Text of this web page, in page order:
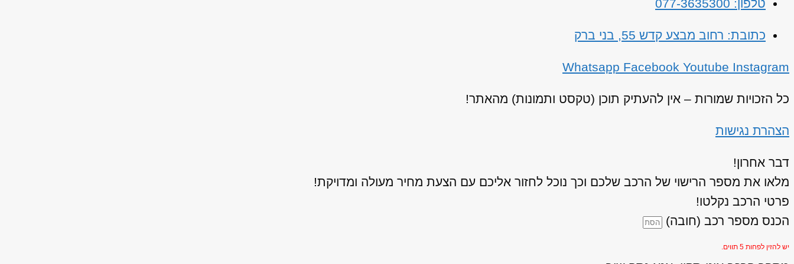
טלפון: 077-3635300
כתובת: רחוב מבצע קדש 55, בני ברק
Whatsapp Facebook Youtube Instagram
כל הזכויות שמורות – אין להעתיק תוכן (טקסט ותמונות) מהאתר!
הצהרת נגישות
דבר אחרון!
מלאו את מספר הרישוי של הרכב שלכם וכך נוכל לחזור אליכם עם הצעת מחיר מעולה ומדויקת!
פרטי הרכב נקלטו!
הכנס מספר רכב (חובה)
יש להזין לפחות 5 תווים.